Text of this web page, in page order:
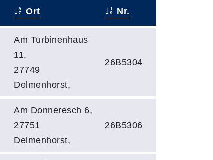
Ort Nr.
Am Turbinenhaus
11,
27749
Delmenhorst,
26B5304
Am Donneresch 6,
27751
Delmenhorst,
26B5306